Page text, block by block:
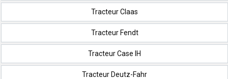
Tracteur Claas
Tracteur Fendt
Tracteur Case IH
Tracteur Deutz-Fahr